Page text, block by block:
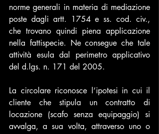
norme generali in materia di mediazione
poste dagli artt. 1754 e ss. cod. civ.,
che trovano quindi piena applicazione
nella fattispecie. Ne consegue che tale
attività esula dal perimetro applicativo
del d.lgs. n. 171 del 2005.
La circolare riconosce l’ipotesi in cui il
cliente che stipula un contratto di
locazione (scafo senza equipaggio) si
avvalga, a sua volta, attraverso uno o